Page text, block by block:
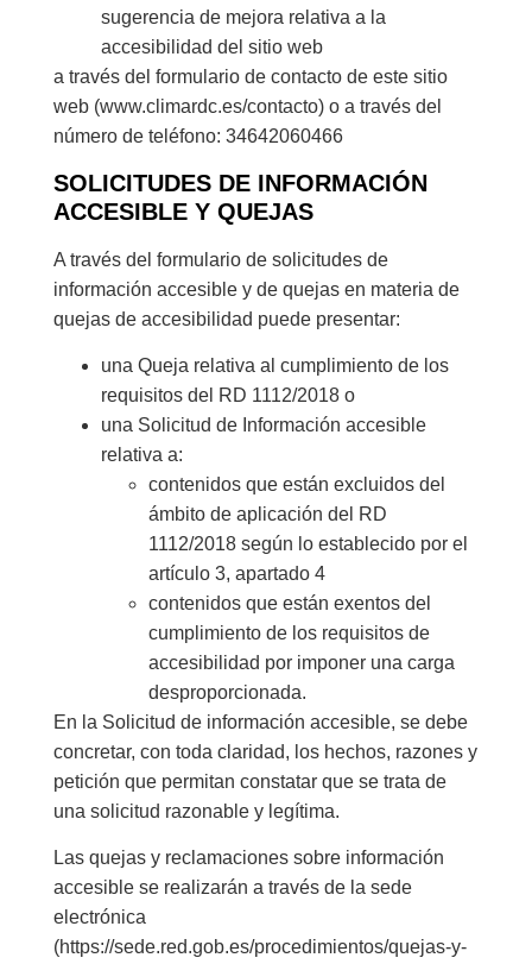
sugerencia de mejora relativa a la
accesibilidad del sitio web
a través del formulario de contacto de este sitio
web (www.climardc.es/contacto) o a través del
número de teléfono: 34642060466
SOLICITUDES DE INFORMACIÓN
ACCESIBLE Y QUEJAS
A través del formulario de solicitudes de
información accesible y de quejas en materia de
quejas de accesibilidad puede presentar:
una Queja relativa al cumplimiento de los
requisitos del RD 1112/2018 o
una Solicitud de Información accesible
relativa a:
contenidos que están excluidos del
ámbito de aplicación del RD
1112/2018 según lo establecido por el
artículo 3, apartado 4
contenidos que están exentos del
cumplimiento de los requisitos de
accesibilidad por imponer una carga
desproporcionada.
En la Solicitud de información accesible, se debe
concretar, con toda claridad, los hechos, razones y
petición que permitan constatar que se trata de
una solicitud razonable y legítima.
Las quejas y reclamaciones sobre información
accesible se realizarán a través de la sede
electrónica
(https://sede.red.gob.es/procedimientos/quejas-y-